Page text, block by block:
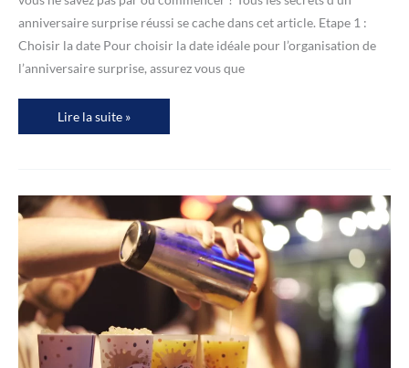
anniversaire surprise réussi se cache dans cet article. Etape 1 :
Choisir la date Pour choisir la date idéale pour l’organisation de
l’anniversaire surprise, assurez vous que
Les
d’un
Lire la suite »